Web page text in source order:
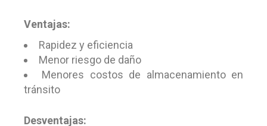
Ventajas:
Rapidez y eficiencia
Menor riesgo de daño
Menores costos de almacenamiento en
tránsito
Desventajas: